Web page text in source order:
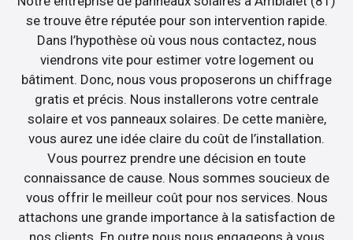
se trouve être réputée pour son intervention rapide.
Dans l’hypothèse où vous nous contactez, nous
viendrons vite pour estimer votre logement ou
bâtiment. Donc, nous vous proposerons un chiffrage
gratis et précis. Nous installerons votre centrale
solaire et vos panneaux solaires. De cette manière,
vous aurez une idée claire du coût de l’installation.
Vous pourrez prendre une décision en toute
connaissance de cause. Nous sommes soucieux de
vous offrir le meilleur coût pour nos services. Nous
attachons une grande importance à la satisfaction de